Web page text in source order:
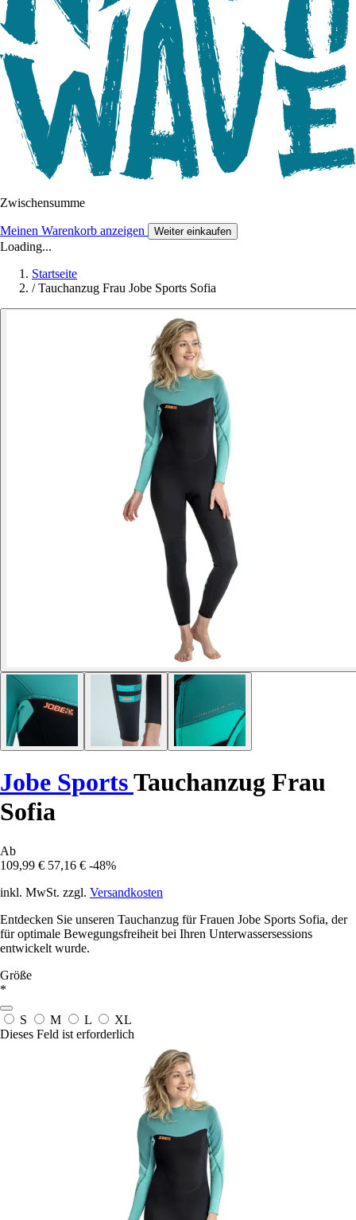
Zwischensumme
Meinen Warenkorb anzeigen Weiter einkaufen
Loading...
Startseite
/ Tauchanzug Frau Jobe Sports Sofia
Jobe SportsTauchanzug Frau
Sofia
Ab
109,99 € 57,16 € -48%
inkl. MwSt. zzgl. Versandkosten
Entdecken Sie unseren Tauchanzug für Frauen Jobe Sports Sofia, der
für optimale Bewegungsfreiheit bei Ihren Unterwassersessions
entwickelt wurde.
Größe
*
S M L
XL
Dieses Feld ist erforderlich